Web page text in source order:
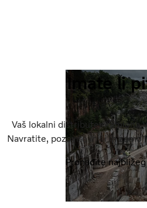
Imate li
Vaš lokalni distributer kamiona
Navratite, pozovite ih ili ih
Pronađite